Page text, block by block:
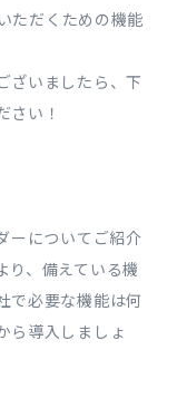
ただくための機能
ざいましたら、下
さい！
ーについてご紹介
り、備えている機
で必要な機能は何
ら導入しましょ